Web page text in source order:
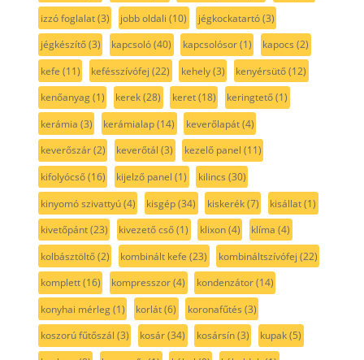
izzó foglalat(3) jobb oldali (10) jégkockatartó(3)
jégkészítő(3) kapcsoló(40) kapcsolósor(1) kapocs (2)
kefe (11) kefésszívófej (22) kehely(3) kenyérsütő(12)
kenőanyag(1) kerek(28) keret(18) keringtető(1)
kerámia (3) kerámialap(14) keverőlapát(4)
keverőszár(2) keverőtál (3) kezelő panel (11)
kifolyócső(16) kijelző panel (1) kilincs (30)
kinyomó szivattyú(4) kisgép(34) kiskerék(7) kisállat(1)
kivetőpánt(23) kivezető cső(1) klixon(4) klíma (4)
kolbásztöltő(2) kombinált kefe (23) kombináltszívófej (22)
komplett(16) kompresszor(4) kondenzátor(14)
konyhai mérleg(1) korlát(6) koronafűtés (3)
koszorú fűtőszál (3) kosár(34) kosársín(3) kupak(5)